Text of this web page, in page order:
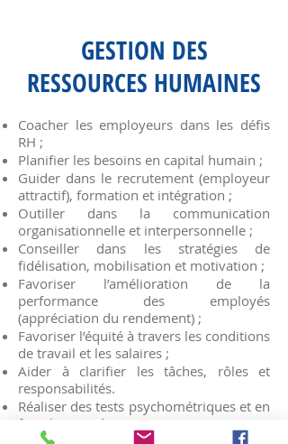
GESTION DES
RESSOURCES HUMAINES
Coacher les employeurs dans les défis
RH ;
Planifier les besoins en capital humain ;
Guider dans le recrutement (employeur
attractif), formation et intégration ;
Outiller dans la communication
organisationnelle et interpersonnelle ;
Conseiller dans les stratégies de
fidélisation, mobilisation et motivation ;
Favoriser l’amélioration de la
performance des employés
(appréciation du rendement) ;
Favoriser l’équité à travers les conditions
de travail et les salaires ;
Aider à clarifier les tâches, rôles et
responsabilités.
Réaliser des tests psychométriques et en
faire l’interprétation